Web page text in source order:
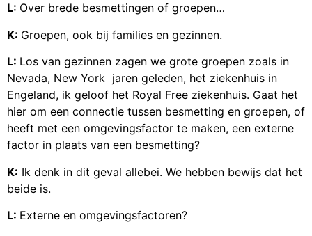
L: Over brede besmettingen of groepen…
K: Groepen, ook bij families en gezinnen.
L: Los van gezinnen zagen we grote groepen zoals in
Nevada, New York jaren geleden, het ziekenhuis in
Engeland, ik geloof het Royal Free ziekenhuis. Gaat het
hier om een connectie tussen besmetting en groepen, of
heeft met een omgevingsfactor te maken, een externe
factor in plaats van een besmetting?
K: Ik denk in dit geval allebei. We hebben bewijs dat het
beide is.
L: Externe en omgevingsfactoren?